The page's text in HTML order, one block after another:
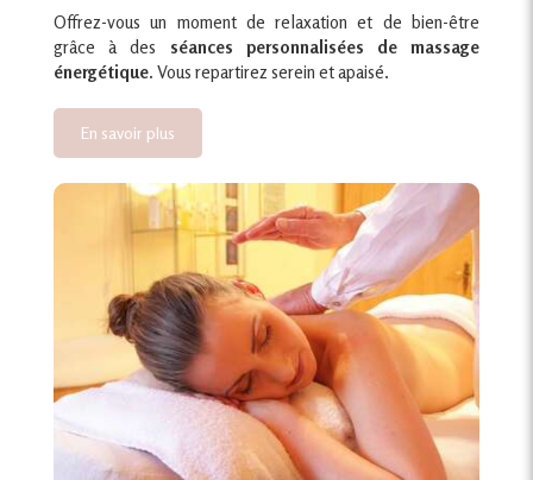
Offrez-vous un moment de relaxation et de bien-être
grâce à des séances personnalisées de massage
énergétique. Vous repartirez serein et apaisé.
En savoir plus